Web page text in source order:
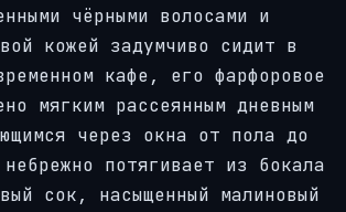
чёрными волосами и
кожей задумчиво сидит в
кафе, его фарфоровое
мягким рассеянным дневным
через окна от пола до
потягивает из бокала
сок, насыщенный малиновый